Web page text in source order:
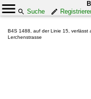
Suche
B4S 1488, auf der Linie 15, verlässt
Lerchenstrasse